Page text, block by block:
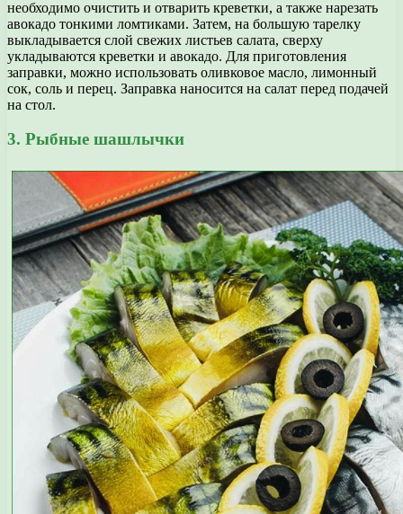
необходимо очистить и отварить креветки, а также нарезать
авокадо тонкими ломтиками. Затем, на большую тарелку
выкладывается слой свежих листьев салата, сверху
укладываются креветки и авокадо. Для приготовления
заправки, можно использовать оливковое масло, лимонный
сок, соль и перец. Заправка наносится на салат перед подачей
на стол.
3. Рыбные шашлычки